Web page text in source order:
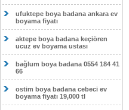
ufuktepe boya badana ankara ev
boyama fiyatı
aktepe boya badana keçiören
ucuz ev boyama ustası
bağlum boya badana 0554 184 41
66
ostim boya badana cebeci ev
boyama fiyatı 19,000 tl